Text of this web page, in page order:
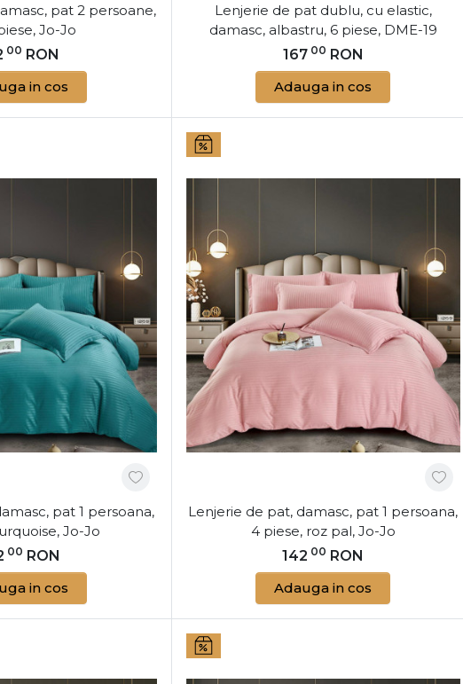
adaugă un plus de rafinament spațiului tău de odihnă.
pat 2 persoane,
Jo-Jo
00 RON
in cos
Lenjerie de pat dublu, cu elastic,
damasc, albastru, 6 piese, DME-19
16700 RON
Adauga in cos
pat 1 persoana,
Jo-Jo
00 RON
in cos
Lenjerie de pat, damasc, pat 1 persoana,
4 piese, roz pal, Jo-Jo
142 00 RON
Adauga in cos